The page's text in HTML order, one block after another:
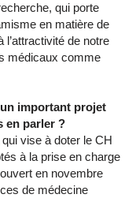
qui porte
en matière de
de notre
médicaux comme
important projet
en parler ?
vise à doter le CH
à la prise en charge
en novembre
de médecine